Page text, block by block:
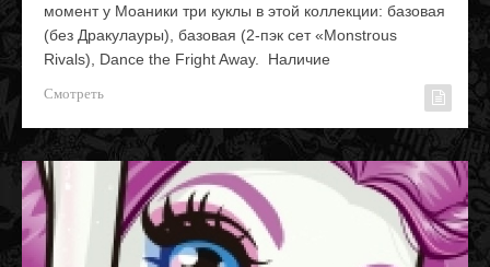
момент у Моаники три куклы в этой коллекции: базовая
(без Дракулауры), базовая (2-пэк сет «Monstrous
Rivals), Dance the Fright Away. Наличие
Смотреть